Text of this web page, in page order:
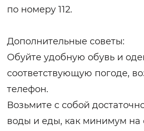
по номеру 112.
Дополнительные советы:
Обуйте удобную обувь и
соответствующую погоде,
телефон.
Возьмите с собой
воды и еды, как минимум на